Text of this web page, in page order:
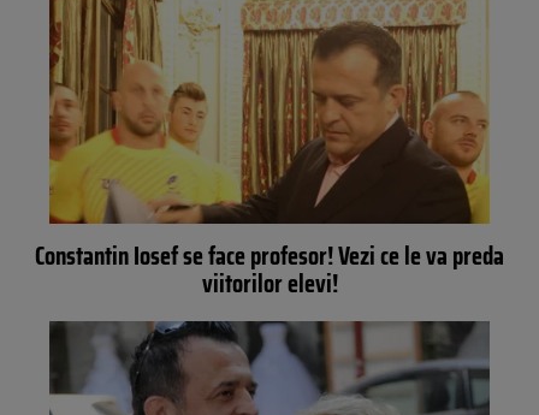
Constantin Iosef se face profesor! Vezi ce le va preda
viitorilor elevi!